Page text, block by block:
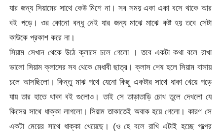
যার জন্য সিয়ামের সাথে কেউ মিশে না। সব সময় একা একা বসে থাকে আর
বই পড়ে। ওর কোনো বন্ধু নেই যার জন্য মাঝে মাঝে কষ্ট হয় তবে সেটা
কাউকে প্রকাশ করে না।
সিয়াম সেখান থেকে উঠে ক্লাসে চলে গেলো । তবে একটা কথা বলে রাখা
ভালো সিয়াম ক্লাসের সব থেকে মেধাবী ছাত্র। ক্লাস শেষ হলে সিয়াম বাসায়
চলে আসছিলো। কিন্তু মাঝ পথে যেনো কিছু একটার সাথে ধাকা খেয়ে পড়ে
যায় তার হাতে থাকা বই গুলোও। তাই সে তাড়াতাড়ি চোখ তুলে দেখলো যে
কিসের সাথে ধাক্কা লাগলো। সিয়াম তাকাতেই অবাক হয়ে গেলো। কারণ সে
একটা মেয়ের সাথে ধাক্কা খেয়েছে। (ও হে বলে রাখি এটাই হচ্ছে গল্পের